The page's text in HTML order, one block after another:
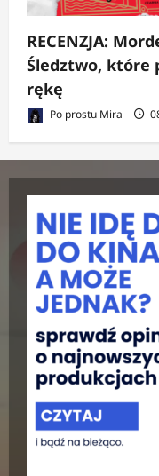
RECENZJA:
Śledztwo, które
rękę
Po prostu Mira